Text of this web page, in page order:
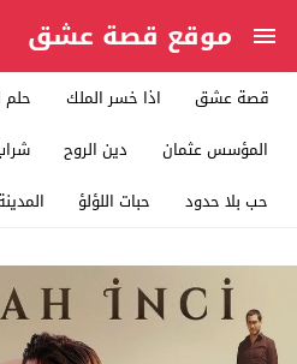
موقع قصة عشق
قصة عشق اذا خسر الملك
المؤسس عثمان
دين الروح
حب بلا حدود
حبات اللؤلؤ